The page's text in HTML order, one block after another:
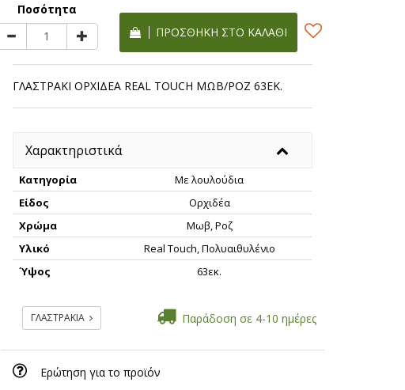
Ποσότητα
ΠΡΟΣΘΉΚΗ ΣΤΟ ΚΑΛΆΘΙ
ΓΛΑΣΤΡΑΚΙ ΟΡΧΙΔΕΑ REAL TOUCH ΜΩΒ/ΡΟΖ 63ΕΚ.
Χαρακτηριστικά
Κατηγορία
Με λουλούδια
Είδος
Ορχιδέα
Χρώμα
Μωβ, Ροζ
Υλικό
Real Touch, Πολυαιθυλένιο
Ύψος
63εκ.
ΓΛΑΣΤΡΑΚΙΑ Παράδοση σε 4-10 ημέρες
Ερώτηση για το προϊόν